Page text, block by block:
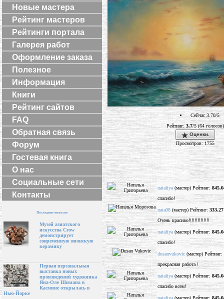
Новые мастера
Рейтинг мастеров
Рейтинги портала
Галерея работ
Оформление заказа
Полезное
Информация
Книги
Рейтинг сайтов
FAQ
Обратная связь
Форум
Гостевая книга
О нас
Социальные сети
Контакты
Последние новости
Музей азиатского
искусства Crow
демонстрирует
современную японскую
керамику
Первая персональная
выставка новых
произведений художника
Яна-Оле Шимана в
Касмине открылась в
Нью-Йорке
Сейчас 3.70/5
Рейтинг:3.7/5 (64 голосов)
Оценки.
Просмотров: 1755
nataliya (мастер) Рейтинг:
спасибо!
nata08 (мастер) Рейтинг: 333.27
Очень красиво!!!!!!!!!!!!!!
nataliya (мастер) Рейтинг:
спасибо!
dusanvukovic (мастер) Рейтинг:
прекрасная работа !
nataliya (мастер) Рейтинг:
спасибо всем!
nataliya (мастер) Рейтинг: